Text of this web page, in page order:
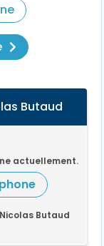
Butaud
actuellement.
Butaud